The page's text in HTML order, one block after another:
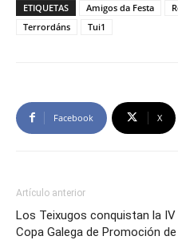
ETIQUETAS Amigos da Festa
Terrordáns
Tui1
Facebook X
Artículo anterior
Los Teixugos conquistan la IV
Copa Galega de Promoción de